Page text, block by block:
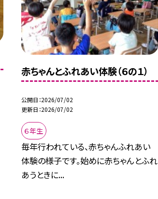
赤ちゃんとふれあい体験（６の１）
公開日 2026/07/02
更新日 2026/07/02
６年生
毎年行われている、赤ちゃんふれあい
体験の様子です。始めに赤ちゃんとふれ
あうときに...